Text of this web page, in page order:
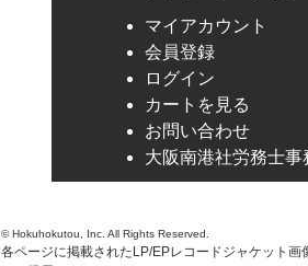
マイアカウント
会員登録
ログイン
カートを見る
お問い合わせ
大阪南港社労務士事
© Hokuhokutou, Inc. All Rights Reserved.
各ページに掲載されたLP/EPレコードジャケット